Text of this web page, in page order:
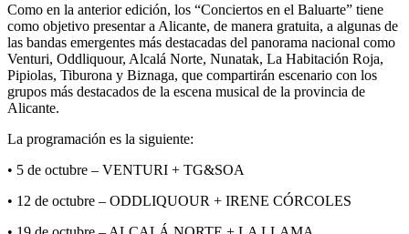
Como en la anterior edición, los “Conciertos en el Baluarte” tiene
como objetivo presentar a Alicante, de manera gratuita, a algunas de
las bandas emergentes más destacadas del panorama nacional como
Venturi, Oddliquour, Alcalá Norte, Nunatak, La Habitación Roja,
Pipiolas, Tiburona y Biznaga, que compartirán escenario con los
grupos más destacados de la escena musical de la provincia de
Alicante.
La programación es la siguiente:
• 5 de octubre – VENTURI + TG&SOA
• 12 de octubre – ODDLIQUOUR + IRENE CÓRCOLES